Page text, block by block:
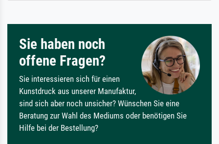
Sie haben noch
offene Fragen?
Sie interessieren sich für einen
Kunstdruck aus unserer Manufaktur,
sind sich aber noch unsicher? Wünschen Sie eine
Beratung zur Wahl des Mediums oder benötigen Sie
Hilfe bei der Bestellung?